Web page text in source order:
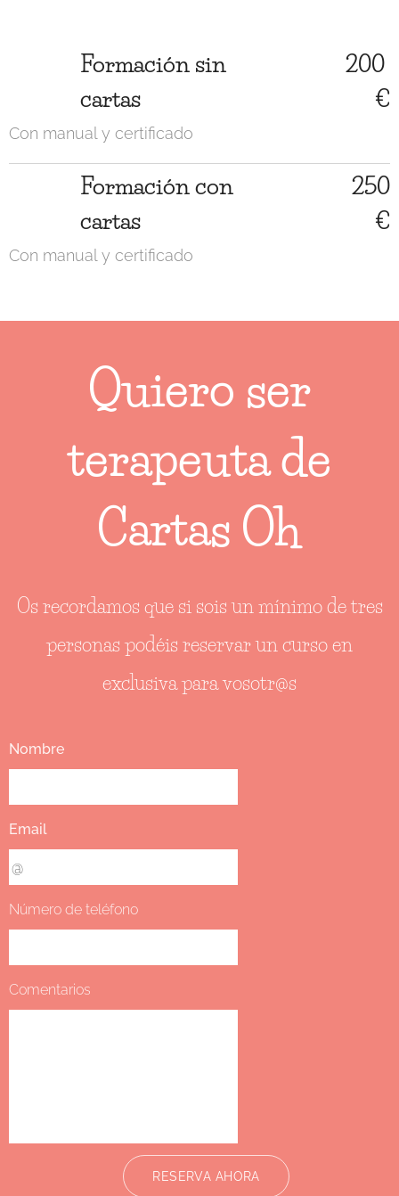
Formación sin
cartas
Con manual y certificado
200
€
Formación con
cartas
Con manual y certificado
250
€
Quiero ser
terapeuta de
Cartas Oh
Os recordamos que si sois un mínimo de tres
personas podéis reservar un curso en
exclusiva para vosotr@s
Nombre
Email
Número de teléfono
Comentarios
RESERVA AHORA